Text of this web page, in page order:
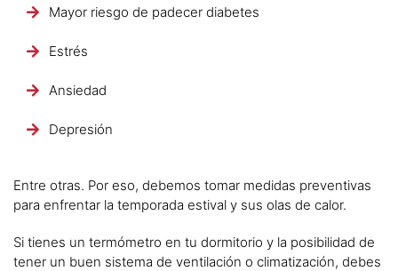
Mayor riesgo de padecer diabetes
Estrés
Ansiedad
Depresión
Entre otras. Por eso, debemos tomar medidas preventivas
para enfrentar la temporada estival y sus olas de calor.
Si tienes un termómetro en tu dormitorio y la posibilidad de
tener un buen sistema de ventilación o climatización, debes